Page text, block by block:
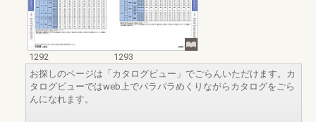
1292
1293
お探しのページは「カタログビュー」でごらんいただけます。カ
タログビューではweb上でパラパラめくりながらカタログをごら
んになれます。